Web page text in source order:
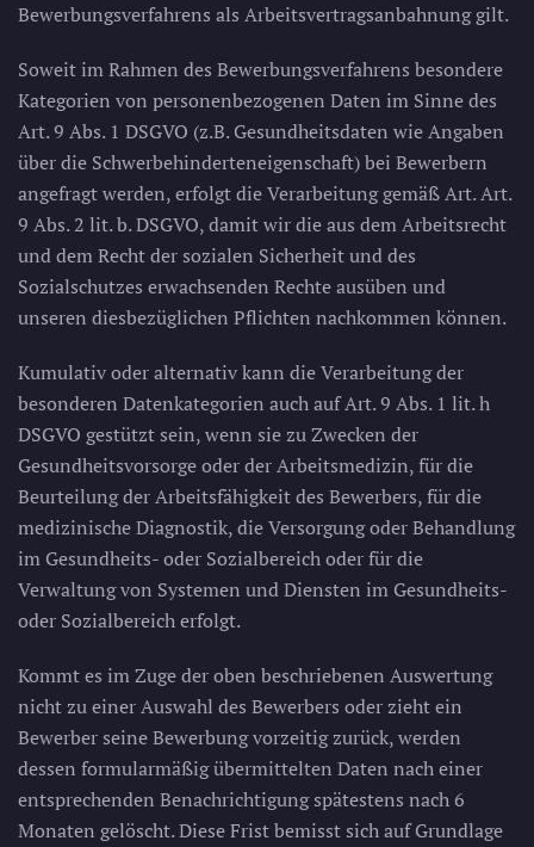
Bewerbungsverfahrens als Arbeitsvertragsanbahnung gilt.
Soweit im Rahmen des Bewerbungsverfahrens besondere
Kategorien von personenbezogenen Daten im Sinne des
Art. 9 Abs. 1 DSGVO (z.B. Gesundheitsdaten wie Angaben
über die Schwerbehinderteneigenschaft) bei Bewerbern
angefragt werden, erfolgt die Verarbeitung gemäß Art. Art.
9 Abs. 2 lit. b. DSGVO, damit wir die aus dem Arbeitsrecht
und dem Recht der sozialen Sicherheit und des
Sozialschutzes erwachsenden Rechte ausüben und
unseren diesbezüglichen Pflichten nachkommen können.
Kumulativ oder alternativ kann die Verarbeitung der
besonderen Datenkategorien auch auf Art. 9 Abs. 1 lit. h
DSGVO gestützt sein, wenn sie zu Zwecken der
Gesundheitsvorsorge oder der Arbeitsmedizin, für die
Beurteilung der Arbeitsfähigkeit des Bewerbers, für die
medizinische Diagnostik, die Versorgung oder Behandlung
im Gesundheits- oder Sozialbereich oder für die
Verwaltung von Systemen und Diensten im Gesundheits-
oder Sozialbereich erfolgt.
Kommt es im Zuge der oben beschriebenen Auswertung
nicht zu einer Auswahl des Bewerbers oder zieht ein
Bewerber seine Bewerbung vorzeitig zurück, werden
dessen formularmäßig übermittelten Daten nach einer
entsprechenden Benachrichtigung spätestens nach 6
Monaten gelöscht. Diese Frist bemisst sich auf Grundlage